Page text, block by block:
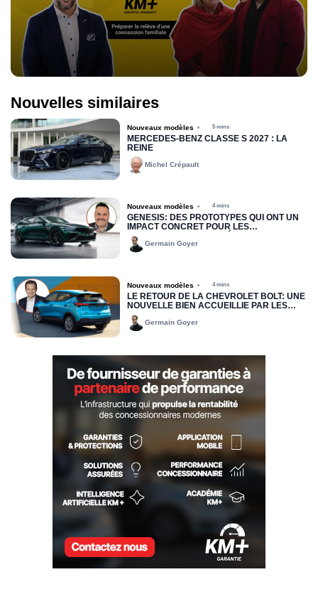
Nouvelles similaires
Nouveaux modèles 5 mins
MERCEDES-BENZ CLASSE S 2027 : LA
REINE
Michel Crépault
Nouveaux modèles 4 mins
GENESIS: DES PROTOTYPES QUI ONT UN
IMPACT CONCRET POUR LES
DISTRIBUTEURS DU QUÉBEC
Germain Goyer
Nouveaux modèles 4 mins
LE RETOUR DE LA CHEVROLET BOLT: UNE
NOUVELLE BIEN ACCUEILLIE PAR LES
CONCESSIONNAIRES
Germain Goyer